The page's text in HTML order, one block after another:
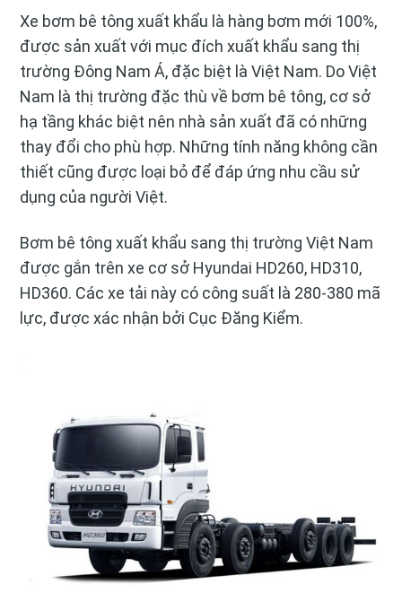
Xe bơm bê tông xuất khẩu là hàng bơm mới 100%,
được sản xuất với mục đích xuất khẩu sang thị
trường Đông Nam Á, đặc biệt là Việt Nam. Do Việt
Nam là thị trường đặc thù về bơm bê tông, cơ sở
hạ tầng khác biệt nên nhà sản xuất đã có những
thay đổi cho phù hợp. Những tính năng không cần
thiết cũng được loại bỏ để đáp ứng nhu cầu sử
dụng của người Việt.
Bơm bê tông xuất khẩu sang thị trường Việt Nam
được gắn trên xe cơ sở Hyundai HD260, HD310,
HD360. Các xe tải này có công suất là 280-380 mã
lực, được xác nhận bởi Cục Đăng Kiểm.